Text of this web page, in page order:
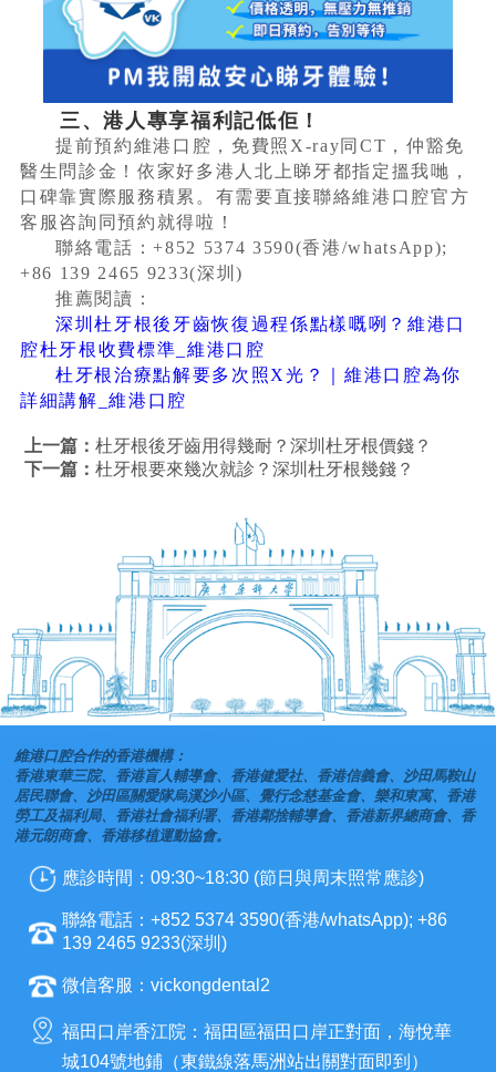
三、港人專享福利記低佢！
提前預約維港口腔，免費照X-ray同CT，仲豁免
醫生問診金！依家好多港人北上睇牙都指定搵我哋，
口碑靠實際服務積累。有需要直接聯絡維港口腔官方
客服咨詢同預約就得啦！
聯絡電話：+852 5374 3590(香港/whatsApp);
+86 139 2465 9233(深圳)
推薦閱讀：
深圳杜牙根後牙齒恢復過程係點樣嘅咧？維港口
腔杜牙根收費標準_維港口腔
杜牙根治療點解要多次照X光？｜維港口腔為你
詳細講解_維港口腔
上一篇：杜牙根後牙齒用得幾耐？深圳杜牙根價錢？
下一篇：杜牙根要來幾次就診？深圳杜牙根幾錢？
維港口腔合作的香港機構：
香港東華三院、香港盲人輔導會、香港健愛社、香港信義會、沙田馬鞍山
居民聯會、沙田區關愛隊烏溪沙小區、覺行念慈基金會、樂和東寓、香港
勞工及福利局、香港社會福利署、香港鄰捨輔導會、香港新界總商會、香
港元朗商會、香港移植運動協會。
應診時間：09:30~18:30 (節日與周末照常應診)
聯絡電話：+852 5374 3590(香港/whatsApp); +86
139 2465 9233(深圳)
微信客服：vickongdental2
福田口岸香江院：福田區福田口岸正對面，海悅華
城104號地鋪（東鐵線落馬洲站出關對面即到）